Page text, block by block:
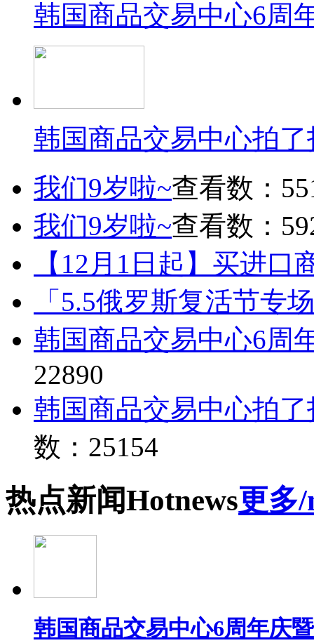
韩国商品交易中心6周
韩国商品交易中心拍
我们9岁啦~查看数：
我们9岁啦~查看数：
【12月1日起】买进口
「5.5俄罗斯复活节专
韩国商品交易中心6周
22890
韩国商品交易中心拍
数：25154
热点新闻Hotnews更多
韩国商品交易中心6周年庆